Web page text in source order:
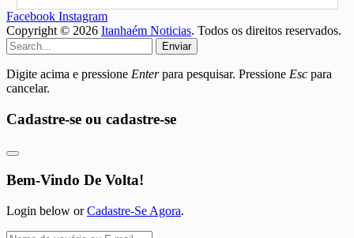
Facebook Instagram
Copyright © 2026 Itanhaém Noticias. Todos os direitos reservados.
Enviar
Digite acima e pressione Enterpara pesquisar. Pressione Esc para
cancelar.
Cadastre-se ou cadastre-se
Bem-Vindo De Volta!
Login below orCadastre-Se Agora.